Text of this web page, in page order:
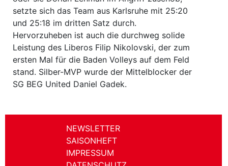
setzte sich das Team aus Karlsruhe mit 25:20
und 25:18 im dritten Satz durch.
Hervorzuheben ist auch die durchweg solide
Leistung des Liberos Filip Nikolovski, der zum
ersten Mal für die Baden Volleys auf dem Feld
stand. Silber-MVP wurde der Mittelblocker der
SG BEG United Daniel Gadek.
NEWSLETTER
SAISONHEFT
IMPRESSUM